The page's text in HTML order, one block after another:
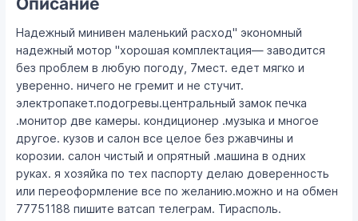
Надежный минивен маленький расход" экономный
надежный мотор "хорошая комплектация— заводится
без проблем в любую погоду, 7мест. едет мягко и
уверенно. ничего не гремит и не стучит.
электропакет.подогревы.центральный замок печка
.монитор две камеры. кондиционер .музыка и многое
другое. кузов и салон все целое без ржавчины и
корозии. салон чистый и опрятный .машина в одних
руках. я хозяйка по тех паспорту делаю доверенность
или переоформление все по желанию.можно и на обмен
77751188 пишите ватсап телеграм. Тирасполь.